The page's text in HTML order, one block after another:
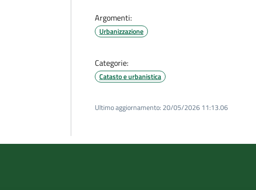
Argomenti:
Urbanizzazione
Categorie:
Catasto e urbanistica
Ultimo aggiornamento: 20/05/2026 11:13.06